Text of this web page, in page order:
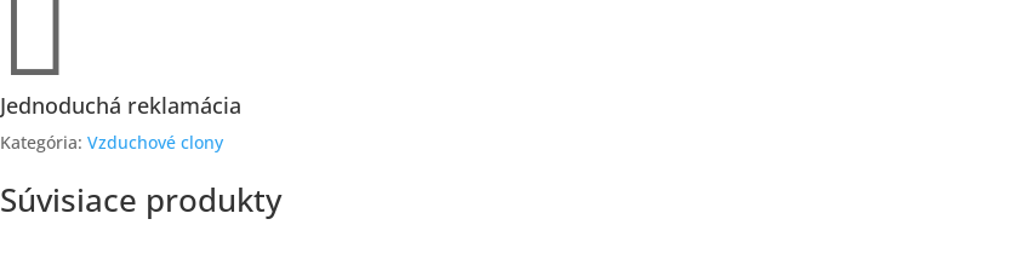

Jednoduchá reklamácia
Kategória: Vzduchové clony
Súvisiace produkty